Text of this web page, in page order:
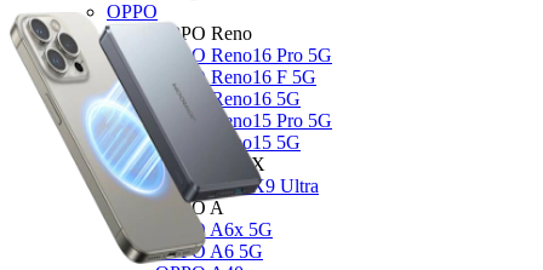
OPPO
OPPO Reno
OPPO Reno16 Pro 5G
OPPO Reno16 F 5G
OPPO Reno16 5G
OPPO Reno15 Pro 5G
OPPO Reno15 5G
OPPO Find X
OPPO Find X9 Ultra
OPPO A
OPPO A6x 5G
OPPO A6 5G